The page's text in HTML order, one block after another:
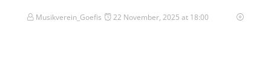
Musikverein_Goefis 22 November, 2025 at 18:00